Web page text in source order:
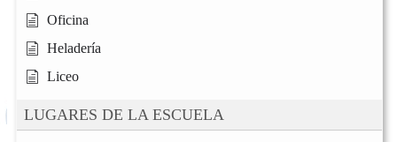
Oficina
Heladería
Liceo
LUGARES DE LA ESCUELA